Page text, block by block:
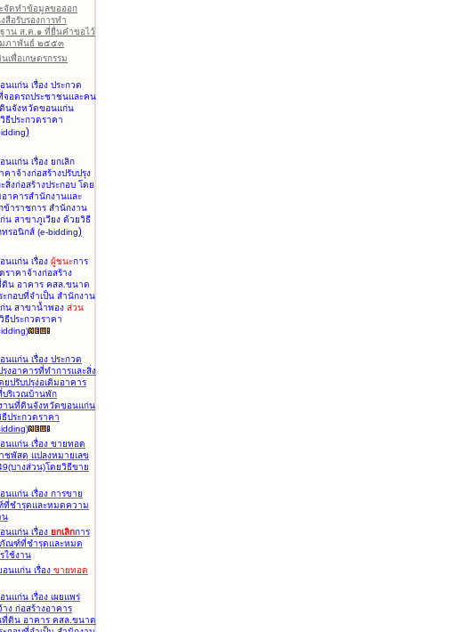
จัดทำข้อมูลขอออก
อรับรองการทำ
าน ส.ค.๑ ที่ยื่นคำขอไว้
ภาพันธ์ ๒๕๕๓
เพื่อเกษตรกรรม
นแก่น เรื่อง ประกวด
จอดรถประชาชนและคน
นจังหวัดขอนแก่น
ธีประกวดราคา
)
นแก่น เรื่อง ยกเลิก
คาจ้างก่อสร้างปรับปรุง
สิ่งก่อสร้างประกอบ โดย
อาคารสำนักงานและ
าราชการ สำนักงาน
สาขาภูเวียง ด้วยวิธี
รอนิกส์ (e-bidding)
นแก่น เรื่อง ผู้ชนะการ
ราคาจ้างก่อสร้าง
ดิน อาคาร คสล.ขนาด
กอบที่จำเป็น สำนักงาน
น สาขาน้ำพอง ส่วน
ธีประกวดราคา
)
นแก่น เรื่อง ประกวด
รุงอาคารที่ทำการและสิ่ง
ยปรับปรุง่อเติมอาคาร
ริเวณบ้านพัก
านที่ดินจังหวัดขอนแก่น
ประกวดราคา
)
นแก่น เรื่อง ขายทอด
พัสดุ แปลงหมายเลข
บางส่วน)โดยวิธีขาย
นแก่น เรื่อง การขาย
ชำรุดและหมดความ
น
นแก่น เรื่อง ยกเลิกการ
ณฑ์ที่ชำรุดและหมด
ใช้งาน
นแก่น เรื่อง ขายทอด
นแก่น เรื่อง เผยแพร่
ง ก่อสร้างอาคาร
ที่ดิน อาคาร คสล.ขนาด